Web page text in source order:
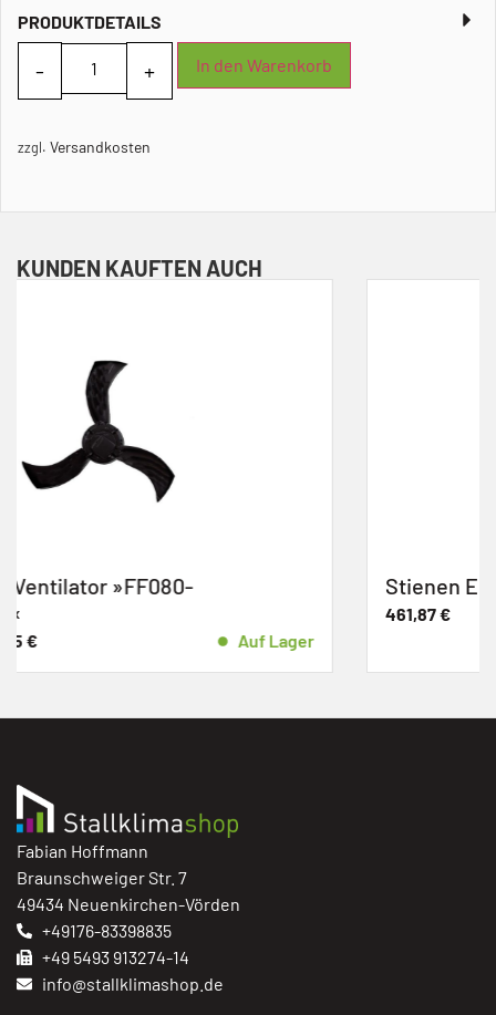
PRODUKTDETAILS
In den Warenkorb
zzgl. Versandkosten
KUNDEN KAUFTEN AUCH
Stienen ECO-Prop -70 S
Fabian Hoffmann
Braunschweiger Str. 7
49434 Neuenkirchen-Vörden
+49176-83398835
+49 5493 913274-14
info@stallklimashop.de